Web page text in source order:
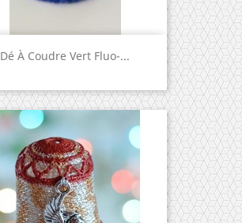
Dé À Coudre Vert Fluo-...